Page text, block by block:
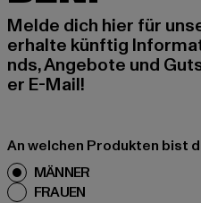
Melde dich hier für
erhalte künftig
nds, Angebote und
er E-Mail!
An welchen Produkten bist
MÄNNER
FRAUEN